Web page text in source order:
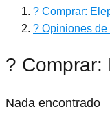
? Comprar:
? Opiniones
? Comprar:
Nada encontrado